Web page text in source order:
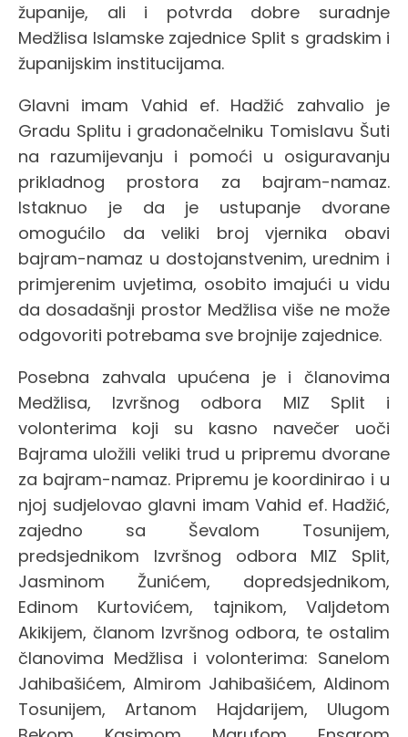
županije, ali i potvrda dobre suradnje
Medžlisa Islamske zajednice Split s gradskim i
županijskim institucijama.
Glavni imam Vahid ef. Hadžić zahvalio je
Gradu Splitu i gradonačelniku Tomislavu Šuti
na razumijevanju i pomoći u osiguravanju
prikladnog prostora za bajram-namaz.
Istaknuo je da je ustupanje dvorane
omogućilo da veliki broj vjernika obavi
bajram-namaz u dostojanstvenim, urednim i
primjerenim uvjetima, osobito imajući u vidu
da dosadašnji prostor Medžlisa više ne može
odgovoriti potrebama sve brojnije zajednice.
Posebna zahvala upućena je i članovima
Medžlisa, Izvršnog odbora MIZ Split i
volonterima koji su kasno navečer uoči
Bajrama uložili veliki trud u pripremu dvorane
za bajram-namaz. Pripremu je koordinirao i u
njoj sudjelovao glavni imam Vahid ef. Hadžić,
zajedno sa Ševalom Tosunijem,
predsjednikom Izvršnog odbora MIZ Split,
Jasminom Žunićem, dopredsjednikom,
Edinom Kurtovićem, tajnikom, Valjdetom
Akikijem, članom Izvršnog odbora, te ostalim
članovima Medžlisa i volonterima: Sanelom
Jahibašićem, Almirom Jahibašićem, Aldinom
Tosunijem, Artanom Hajdarijem, Ulugom